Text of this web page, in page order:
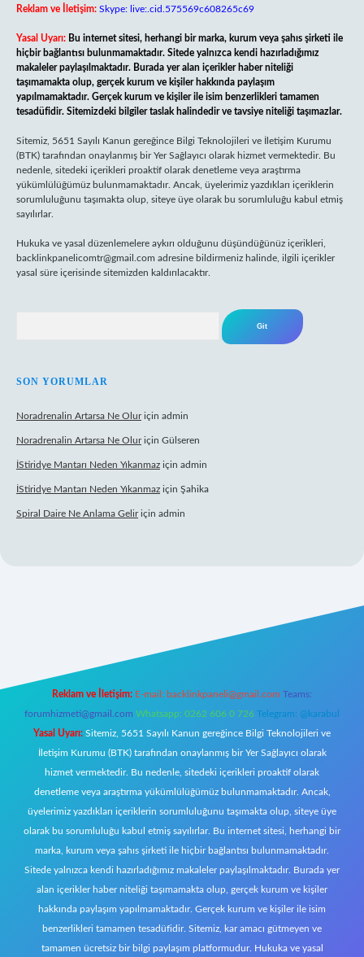
Reklam ve İletişim: Skype: live:.cid.575569c608265c69
Yasal Uyarı: Bu internet sitesi, herhangi bir marka, kurum veya şahıs şirketi ile
hiçbir bağlantısı bulunmamaktadır. Sitede yalnızca kendi hazırladığımız
makaleler paylaşılmaktadır. Burada yer alan içerikler haber niteliği
taşımamakta olup, gerçek kurum ve kişiler hakkında paylaşım
yapılmamaktadır. Gerçek kurum ve kişiler ile isim benzerlikleri tamamen
tesadüfidir. Sitemizdeki bilgiler taslak halindedir ve tavsiye niteliği taşımazlar.
Sitemiz, 5651 Sayılı Kanun gereğince Bilgi Teknolojileri ve İletişim Kurumu
(BTK) tarafından onaylanmış bir Yer Sağlayıcı olarak hizmet vermektedir. Bu
nedenle, sitedeki içerikleri proaktif olarak denetleme veya araştırma
yükümlülüğümüz bulunmamaktadır. Ancak, üyelerimiz yazdıkları içeriklerin
sorumluluğunu taşımakta olup, siteye üye olarak bu sorumluluğu kabul etmiş
sayılırlar.
Hukuka ve yasal düzenlemelere aykırı olduğunu düşündüğünüz içerikleri,
backlinkpanelicomtr@gmail.com adresine bildirmeniz halinde, ilgili içerikler
yasal süre içerisinde sitemizden kaldırılacaktır.
SON YORUMLAR
Noradrenalin Artarsa Ne Oluriçin admin
Noradrenalin Artarsa Ne Oluriçin Gülseren
İStiridye Mantarı Neden Yıkanmaz için admin
İStiridye Mantarı Neden Yıkanmaz için Şahika
Spiral Daire Ne Anlama Geliriçin admin
Reklam ve İletişim: E-mail: backlinkpaneli@gmail.com Teams:
forumhizmeti@gmail.com Whatsapp: 0262 606 0 726 Telegram: @karabul
Yasal Uyarı: Sitemiz, 5651 Sayılı Kanun gereğince Bilgi Teknolojileri ve
İletişim Kurumu (BTK) tarafından onaylanmış bir Yer Sağlayıcı olarak
hizmet vermektedir. Bu nedenle, sitedeki içerikleri proaktif olarak
denetleme veya araştırma yükümlülüğümüz bulunmamaktadır. Ancak,
üyelerimiz yazdıkları içeriklerin sorumluluğunu taşımakta olup, siteye üye
olarak bu sorumluluğu kabul etmiş sayılırlar. Bu internet sitesi, herhangi bir
marka, kurum veya şahıs şirketi ile hiçbir bağlantısı bulunmamaktadır.
Sitede yalnızca kendi hazırladığımız makaleler paylaşılmaktadır. Burada yer
alan içerikler haber niteliği taşımamakta olup, gerçek kurum ve kişiler
hakkında paylaşım yapılmamaktadır. Gerçek kurum ve kişiler ile isim
benzerlikleri tamamen tesadüfidir. Sitemiz, kar amacı gütmeyen ve
tamamen ücretsiz bir bilgi paylaşım platformudur. Hukuka ve yasal